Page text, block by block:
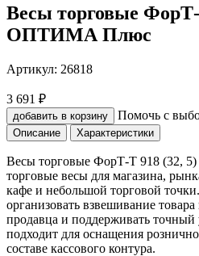
Весы торговые
ОПТИМА Плюс
Артикул: 26818
3 691 ₽
добавить в корзину Помочь с
Описание Характеристики
Весы торговые ФорТ-Т 918
торговые весы для магазина,
кафе и небольшой торговой
организовать взвешивание
продавца и поддерживать
подходит для оснащения
составе кассового контура.